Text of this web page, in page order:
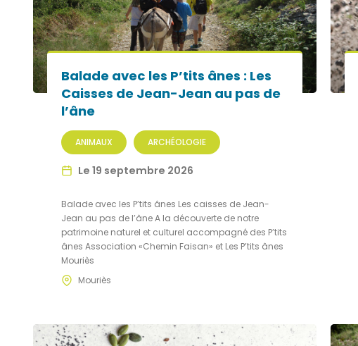
Balade avec les P’tits ânes : Les
Caisses de Jean-Jean au pas de
l’âne
ANIMAUX ARCHÉOLOGIE
Le 19 septembre 2026
Balade avec les P’tits ânes Les caisses de Jean-
Jean au pas de l’âne A la découverte de notre
patrimoine naturel et culturel accompagné des P’tits
ânes Association «Chemin Faisan» et Les P’tits ânes
Mouriès
Mouriès